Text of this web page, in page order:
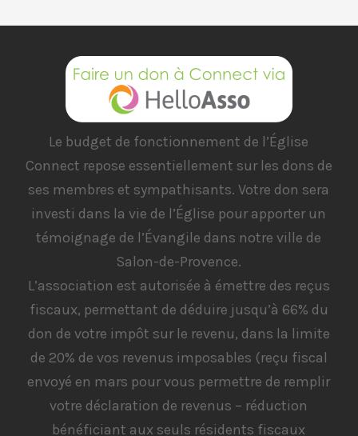
Le budget de fonctionnement de l’Église
Connect repose essentiellement sur les dons de
ses membres et sympathisants. Votre don sera
investi dans la vie de l’Église pour apporter un
témoignage de l’Évangile dans notre ville de
Salon-de-Provence.
L’association est autorisée à émettre des reçus
fiscaux, permettant de déduire jusqu’à 66% du
don de votre impôt sur le revenu, dans la limite
de 20% de vos revenus imposables (reçu fiscal
envoyé en mars pour vous permettre de remplir
votre déclaration de revenus – réduction
bénéficiant aux seuls résidents fiscaux